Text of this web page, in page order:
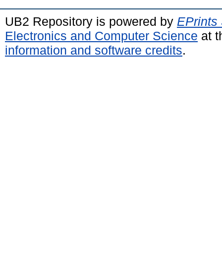
UB2 Repository is powered by EPrints
Electronics and Computer Science at
information and software credits.